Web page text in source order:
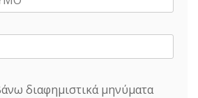
διαφημιστικά μηνύματα